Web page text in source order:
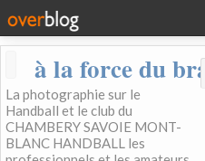
à la force du
La photographie sur le
Handball et le club du
CHAMBERY SAVOIE MONT-
BLANC HANDBALL les